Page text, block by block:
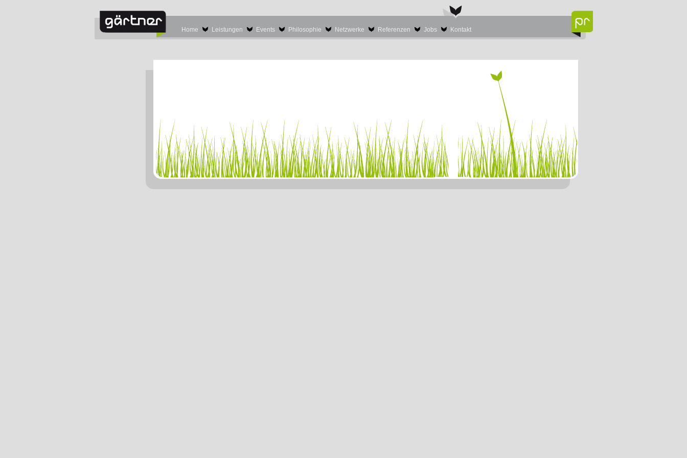
Home Leistungen Events Philosophie Netzwerke Referenzen Jobs Kontakt